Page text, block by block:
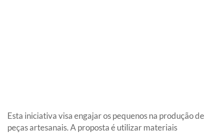
Esta iniciativa visa engajar os pequenos na produção de
peças artesanais. A proposta é utilizar materiais